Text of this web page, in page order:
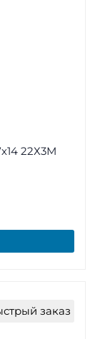
22Х3М
заказ